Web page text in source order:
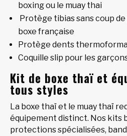
boxing ou le muay thai
Protège tibias sans coup
boxe française
Protège dents
Coquille slip pour les
Kit de boxe thaï et
tous styles
La boxe thaï et le muay thaï
équipement distinct. Nos kits
protections spécialisées,